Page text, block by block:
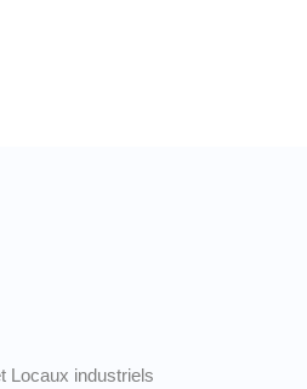
Locaux industriels